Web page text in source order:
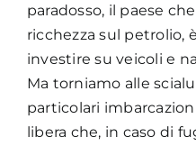
paradosso, il paese
ricchezza sul petrolio,
investire su veicoli e
Ma torniamo alle
particolari
libera che, in caso di